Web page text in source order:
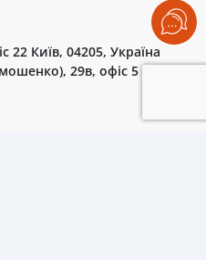
22 Київ, 04205, Україна
29в, офіс 5 Київ,